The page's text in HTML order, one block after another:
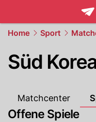
Home Sport
Süd
Matchcenter
Offene Spiele